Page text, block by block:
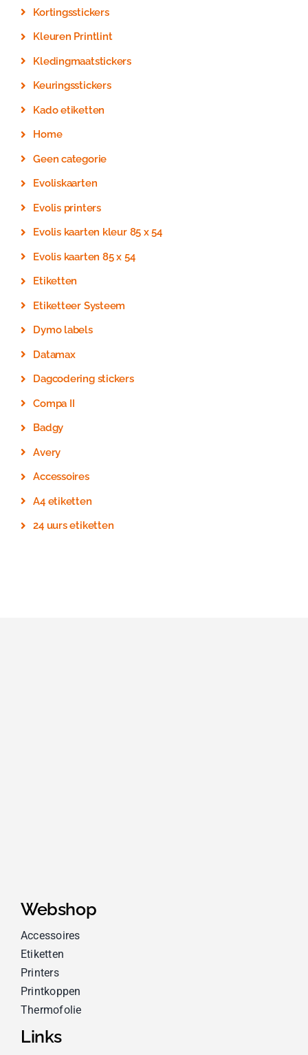
Kortingsstickers
Kleuren Printlint
Kledingmaatstickers
Keuringsstickers
Kado etiketten
Home
Geen categorie
Evoliskaarten
Evolis printers
Evolis kaarten kleur 85 x 54
Evolis kaarten 85 x 54
Etiketten
Etiketteer Systeem
Dymo labels
Datamax
Dagcodering stickers
Compa II
Badgy
Avery
Accessoires
A4 etiketten
24 uurs etiketten
Webshop
Accessoires
Etiketten
Printers
Printkoppen
Thermofolie
Links